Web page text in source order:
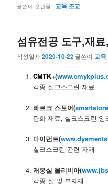
글쓴이 보관물: 교육 조교
섬유전공 도구,재
작성일자2020-10-22 글쓴이 교육
CMTK+(
각종 실크스크린 재료
빠르크 스토어(
판화 재료, 실크스크린 잉
다이먼트(
실크스크린 관련 자재
재봉실 올리비아(
각종 실 및 부자재